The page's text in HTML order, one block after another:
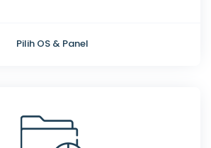
Pilih OS & Panel